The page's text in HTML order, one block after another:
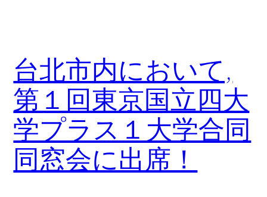
台北市内において,
第１回東京国立四大
学プラス１大学合同
同窓会に出席！